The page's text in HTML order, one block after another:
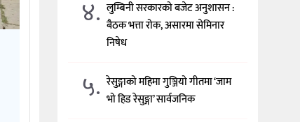
४. लुम्बिनी सरकारको बजेट अनुशासन :
बैठक भत्ता रोक, असारमा सेमिनार
निषेध
५. रेसुङ्गाको महिमा गुञ्जियो गीतमा ‘जाम
भो हिड रेसुङ्गा’ सार्वजनिक